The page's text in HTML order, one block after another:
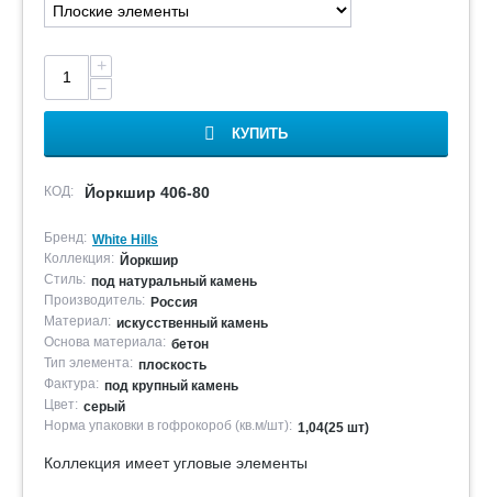
+
−
КУПИТЬ
КОД: Йоркшир 406-80
Бренд: White Hills
Коллекция: Йоркшир
Стиль: под натуральный камень
Производитель: Россия
Материал: искусственный камень
Основа материала: бетон
Тип элемента: плоскость
Фактура: под крупный камень
Цвет: серый
Норма упаковки в гофрокороб (кв.м/шт): 1,04(25 шт)
Коллекция имеет угловые элементы